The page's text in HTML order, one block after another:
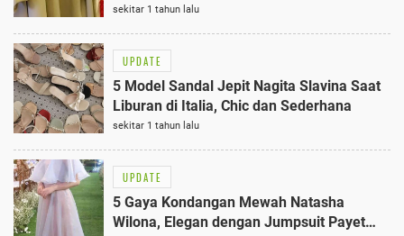
Tahun Wajib Tahu
sekitar 1 tahun lalu
UPDATE
5 Model Sandal Jepit Nagita Slavina Saat
Liburan di Italia, Chic dan Sederhana
sekitar 1 tahun lalu
UPDATE
5 Gaya Kondangan Mewah Natasha
Wilona, Elegan dengan Jumpsuit Payet